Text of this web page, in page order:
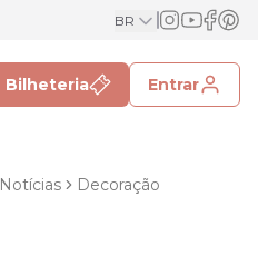
BR
Bilheteria Entrar
Notícias Decoração